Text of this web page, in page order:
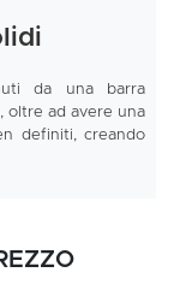
da una barra
oltre ad avere una
definiti, creando